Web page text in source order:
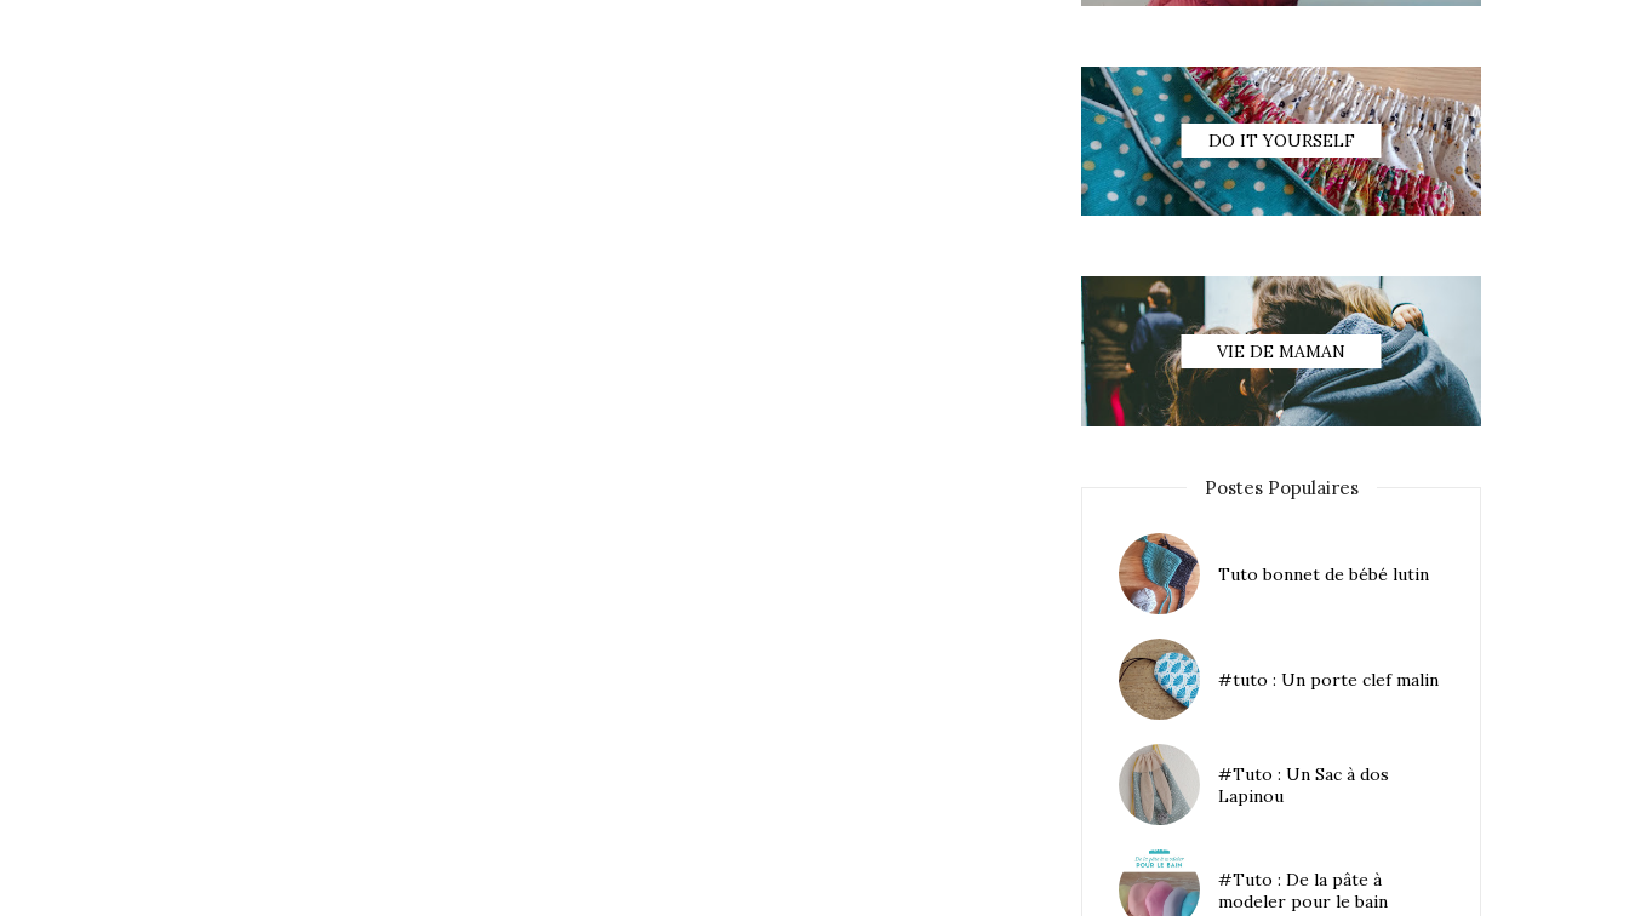
DO IT YOURSELF
VIE DE MAMAN
Postes Populaires
Tuto bonnet de bébé lutin
#tuto : Un porte clef malin
#Tuto : Un Sac à dos
Lapinou
#Tuto : De la pâte à
modeler pour le bain